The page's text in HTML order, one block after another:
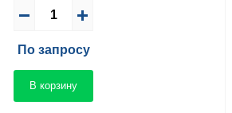
По запросу
В корзину